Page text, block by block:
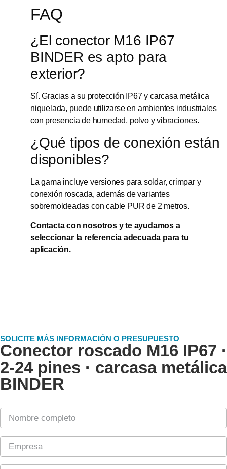
FAQ
¿El conector M16 IP67
BINDER es apto para
exterior?
Sí. Gracias a su protección IP67 y carcasa metálica
niquelada, puede utilizarse en ambientes industriales
con presencia de humedad, polvo y vibraciones.
¿Qué tipos de conexión están
disponibles?
La gama incluye versiones para soldar, crimpar y
conexión roscada, además de variantes
sobremoldeadas con cable PUR de 2 metros.
Contacta con nosotros y te ayudamos a
seleccionar la referencia adecuada para tu
aplicación.
SOLICITE MÁS INFORMACIÓN O PRESUPUESTO
Conector roscado M16 IP67 ·
2-24 pines · carcasa metálica
BINDER